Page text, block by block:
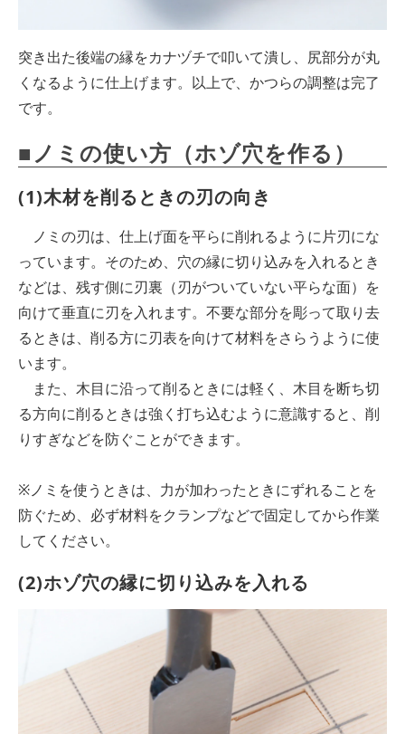
突き出た後端の縁をカナヅチで叩いて潰し、尻部分が丸
くなるように仕上げます。以上で、かつらの調整は完了
です。
■ノミの使い方（ホゾ穴を作る）
(1)木材を削るときの刃の向き
ノミの刃は、仕上げ面を平らに削れるように片刃にな
っています。そのため、穴の縁に切り込みを入れるとき
などは、残す側に刃裏（刃がついていない平らな面）を
向けて垂直に刃を入れます。不要な部分を彫って取り去
るときは、削る方に刃表を向けて材料をさらうように使
います。
また、木目に沿って削るときには軽く、木目を断ち切
る方向に削るときは強く打ち込むように意識すると、削
りすぎなどを防ぐことができます。
※ノミを使うときは、力が加わったときにずれることを
防ぐため、必ず材料をクランプなどで固定してから作業
してください。
(2)ホゾ穴の縁に切り込みを入れる